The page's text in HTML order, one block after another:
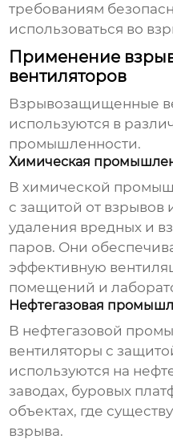
требованиям
использоваться во
Применение
вентиляторов
Взрывозащищенные
используются в
промышленности.
Химическая
В химической
с защитой от взрывов
удаления вредных и
паров. Они
эффективную
помещений и
Нефтегазовая
В нефтегазовой
вентиляторы с
используются на
заводах, буровых
объектах, где
взрыва.